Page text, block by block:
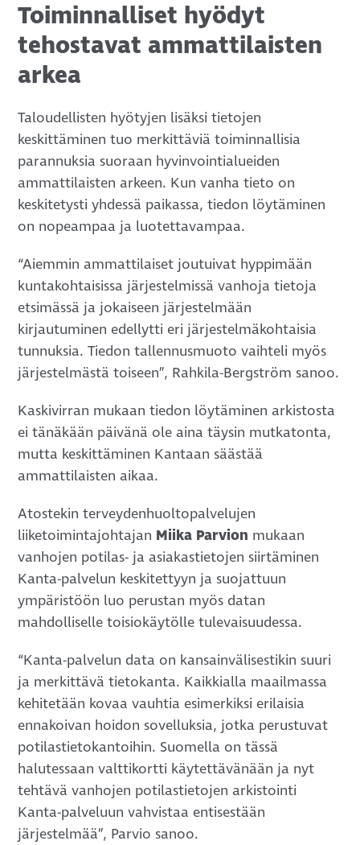
Toiminnalliset hyödyt
tehostavat ammattilaisten
arkea
Taloudellisten hyötyjen lisäksi tietojen
keskittäminen tuo merkittäviä toiminnallisia
parannuksia suoraan hyvinvointialueiden
ammattilaisten arkeen. Kun vanha tieto on
keskitetysti yhdessä paikassa, tiedon löytäminen
on nopeampaa ja luotettavampaa.
“Aiemmin ammattilaiset joutuivat hyppimään
kuntakohtaisissa järjestelmissä vanhoja tietoja
etsimässä ja jokaiseen järjestelmään
kirjautuminen edellytti eri järjestelmäkohtaisia
tunnuksia. Tiedon tallennusmuoto vaihteli myös
järjestelmästä toiseen”, Rahkila-Bergström sanoo.
Kaskivirran mukaan tiedon löytäminen arkistosta
ei tänäkään päivänä ole aina täysin mutkatonta,
mutta keskittäminen Kantaan säästää
ammattilaisten aikaa.
Atostekin terveydenhuoltopalvelujen
liiketoimintajohtajan Miika Parvion mukaan
vanhojen potilas- ja asiakastietojen siirtäminen
Kanta-palvelun keskitettyyn ja suojattuun
ympäristöön luo perustan myös datan
mahdolliselle toisiokäytölle tulevaisuudessa.
“Kanta-palvelun data on kansainvälisestikin suuri
ja merkittävä tietokanta. Kaikkialla maailmassa
kehitetään kovaa vauhtia esimerkiksi erilaisia
ennakoivan hoidon sovelluksia, jotka perustuvat
potilastietokantoihin. Suomella on tässä
halutessaan valttikortti käytettävänään ja nyt
tehtävä vanhojen potilastietojen arkistointi
Kanta-palveluun vahvistaa entisestään
järjestelmää”, Parvio sanoo.